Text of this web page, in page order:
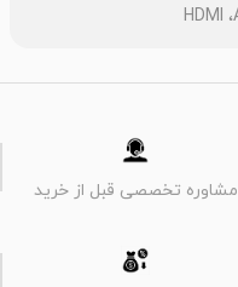
مشاوره تخصصی قبل از خرید